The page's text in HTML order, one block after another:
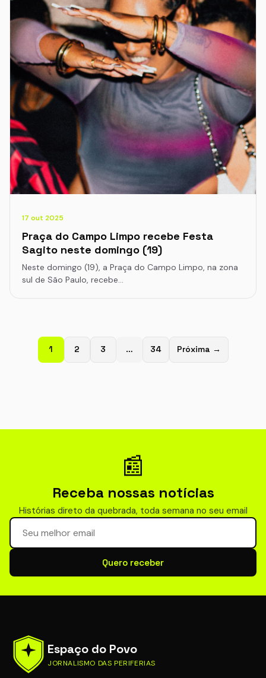
17 out 2025
Praça do Campo Limpo recebe Festa
Sagito neste domingo (19)
Neste domingo (19), a Praça do Campo Limpo, na zona
sul de São Paulo, recebe…
1 2 3 … 34 Próxima →
📰
Receba nossas notícias
Histórias direto da quebrada, toda semana no seu email
Seu email para newsletter
Quero receber
Espaço do Povo
JORNALISMO DAS PERIFERIAS